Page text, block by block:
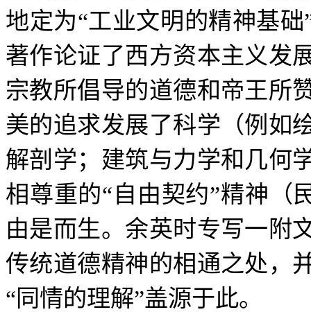
地定为“工业文明的精神基础
著作论证了西方资本主义发
宗教所倡导的道德和帝王所
美的追求发展了科学（例如
解剖学；建筑与力学和几何
相尊重的“自由契约”精神（
由是而生。余英时专写一附
传统道德精神的相通之处，
“ 同情的理解”盖源于此。